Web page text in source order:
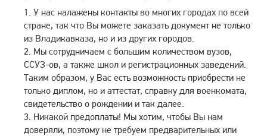
У нас налажены контакты во многих городах по всей
стране, так что Вы можете заказать документ не только
из Владикавказа, но и из других городов.
Мы сотрудничаем с большим количеством вузов,
ССУЗ-ов, а также школ и регистрационных заведений.
Таким образом, у Вас есть возможность приобрести не
только диплом, но и аттестат, справку для военкомата,
свидетельство о рождении и так далее.
Никакой предоплаты! Мы хотим, чтобы Вы нам
доверяли, поэтому не требуем предварительных или